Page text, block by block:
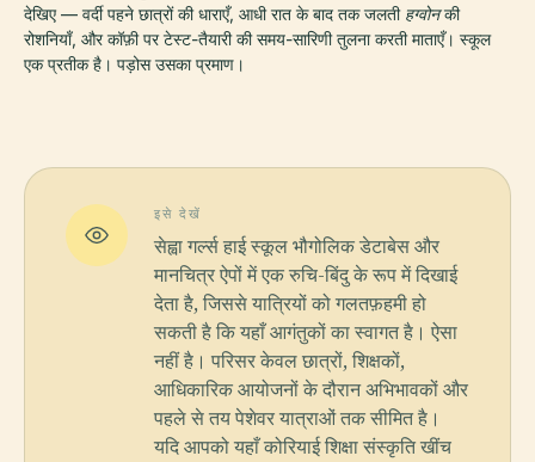
देखिए — वर्दी पहने छात्रों की धाराएँ, आधी रात के बाद तक जलती हग्वोनकी
रोशनियाँ, और कॉफ़ी पर टेस्ट-तैयारी की समय-सारिणी तुलना करती माताएँ। स्कूल
एक प्रतीक है। पड़ोस उसका प्रमाण।
इसे देखें
सेह्वा गर्ल्स हाई स्कूल भौगोलिक डेटाबेस और
मानचित्र ऐपों में एक रुचि-बिंदु के रूप में दिखाई
देता है, जिससे यात्रियों को गलतफ़हमी हो
सकती है कि यहाँ आगंतुकों का स्वागत है। ऐसा
नहीं है। परिसर केवल छात्रों, शिक्षकों,
आधिकारिक आयोजनों के दौरान अभिभावकों और
पहले से तय पेशेवर यात्राओं तक सीमित है।
यदि आपको यहाँ कोरियाई शिक्षा संस्कृति खींच